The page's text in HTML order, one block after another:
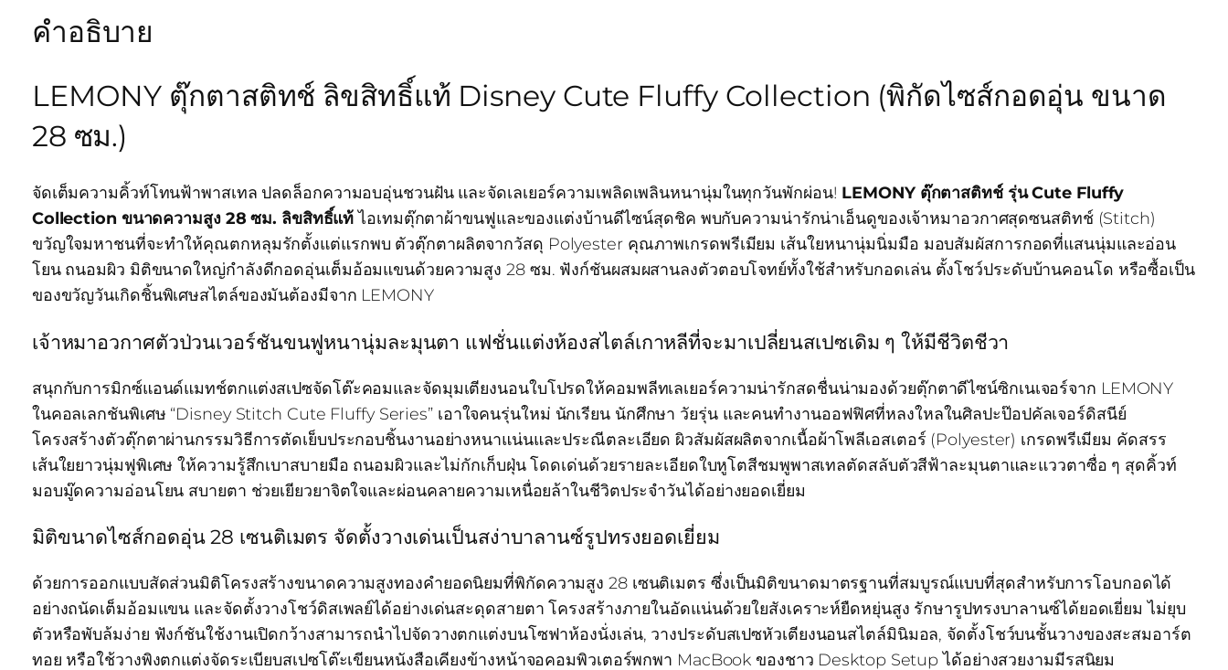
คำอธิบาย
LEMONY ตุ๊กตาสติทช์ ลิขสิทธิ์แท้ Disney Cute Fluffy Collection (พิกัดไซส์กอดอุ่น ขนาด
28 ซม.)
จัดเต็มความคิ้วท์โทนฟ้าพาสเทล ปลดล็อกความอบอุ่นชวนฝัน และจัดเลเยอร์ความเพลิดเพลินหนานุ่มในทุกวันพักผ่อน! LEMONY ตุ๊กตาสติทช์ รุ่น Cute Fluffy
Collection ขนาดความสูง 28 ซม. ลิขสิทธิ์แท้ไอเทมตุ๊กตาผ้าขนฟูและของแต่งบ้านดีไซน์สุดชิค พบกับความน่ารักน่าเอ็นดูของเจ้าหมาอวกาศสุดซนสติทช์ (Stitch)
ขวัญใจมหาชนที่จะทำให้คุณตกหลุมรักตั้งแต่แรกพบ ตัวตุ๊กตาผลิตจากวัสดุ Polyester คุณภาพเกรดพรีเมียม เส้นใยหนานุ่มนิ่มมือ มอบสัมผัสการกอดที่แสนนุ่มและอ่อน
โยน ถนอมผิว มิติขนาดใหญ่กำลังดีกอดอุ่นเต็มอ้อมแขนด้วยความสูง 28 ซม. ฟังก์ชันผสมผสานลงตัวตอบโจทย์ทั้งใช้สำหรับกอดเล่น ตั้งโชว์ประดับบ้านคอนโด หรือซื้อเป็น
ของขวัญวันเกิดชิ้นพิเศษสไตล์ของมันต้องมีจาก LEMONY
เจ้าหมาอวกาศตัวป่วนเวอร์ชันขนฟูหนานุ่มละมุนตา แฟชั่นแต่งห้องสไตล์เกาหลีที่จะมาเปลี่ยนสเปซเดิม ๆ ให้มีชีวิตชีวา
สนุกกับการมิกซ์แอนด์แมทช์ตกแต่งสเปซจัดโต๊ะคอมและจัดมุมเตียงนอนใบโปรดให้คอมพลีทเลเยอร์ความน่ารักสดชื่นน่ามองด้วยตุ๊กตาดีไซน์ซิกเนเจอร์จาก LEMONY
ในคอลเลกชันพิเศษ “Disney Stitch Cute Fluffy Series” เอาใจคนรุ่นใหม่ นักเรียน นักศึกษา วัยรุ่น และคนทำงานออฟฟิศที่หลงใหลในศิลปะป๊อปคัลเจอร์ดิสนีย์
โครงสร้างตัวตุ๊กตาผ่านกรรมวิธีการตัดเย็บประกอบชิ้นงานอย่างหนาแน่นและประณีตละเอียด ผิวสัมผัสผลิตจากเนื้อผ้าโพลีเอสเตอร์ (Polyester) เกรดพรีเมียม คัดสรร
เส้นใยยาวนุ่มฟูพิเศษ ให้ความรู้สึกเบาสบายมือ ถนอมผิวและไม่กักเก็บฝุ่น โดดเด่นด้วยรายละเอียดใบหูโตสีชมพูพาสเทลตัดสลับตัวสีฟ้าละมุนตาและแววตาซื่อ ๆ สุดคิ้วท์
มอบมู๊ดความอ่อนโยน สบายตา ช่วยเยียวยาจิตใจและผ่อนคลายความเหนื่อยล้าในชีวิตประจำวันได้อย่างยอดเยี่ยม
มิติขนาดไซส์กอดอุ่น 28 เซนติเมตร จัดตั้งวางเด่นเป็นสง่าบาลานซ์รูปทรงยอดเยี่ยม
ด้วยการออกแบบสัดส่วนมิติโครงสร้างขนาดความสูงทองคำยอดนิยมที่พิกัดความสูง 28 เซนติเมตร ซึ่งเป็นมิติขนาดมาตรฐานที่สมบูรณ์แบบที่สุดสำหรับการโอบกอดได้
อย่างถนัดเต็มอ้อมแขน และจัดตั้งวางโชว์ดิสเพลย์ได้อย่างเด่นสะดุดสายตา โครงสร้างภายในอัดแน่นด้วยใยสังเคราะห์ยืดหยุ่นสูง รักษารูปทรงบาลานซ์ได้ยอดเยี่ยม ไม่ยุบ
ตัวหรือพับล้มง่าย ฟังก์ชันใช้งานเปิดกว้างสามารถนำไปจัดวางตกแต่งบนโซฟาห้องนั่งเล่น, วางประดับสเปซหัวเตียงนอนสไตล์มินิมอล, จัดตั้งโชว์บนชั้นวางของสะสมอาร์ต
ทอย หรือใช้วางพิงตกแต่งจัดระเบียบสเปซโต๊ะเขียนหนังสือเคียงข้างหน้าจอคอมพิวเตอร์พกพา MacBook ของชาว Desktop Setup ได้อย่างสวยงามมีรสนิยม